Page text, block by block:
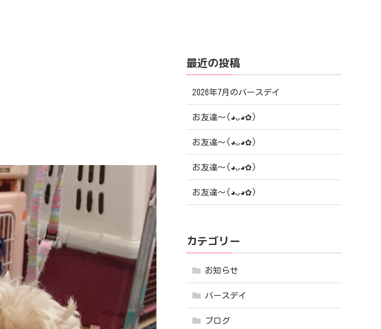
最近の投稿
2026年7月のバースデイ
お友達〜(⁠◕⁠ᴗ⁠◕⁠✿⁠)
お友達〜(⁠◕⁠ᴗ⁠◕⁠✿⁠)
お友達〜(⁠◕⁠ᴗ⁠◕⁠✿⁠)
お友達〜(⁠◕⁠ᴗ⁠◕⁠✿⁠)
カテゴリー
お知らせ
バースデイ
ブログ